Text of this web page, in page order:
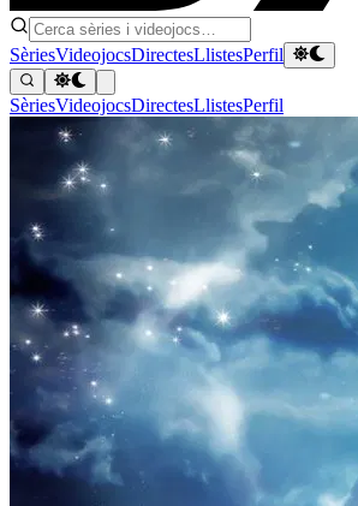
SèriesVideojocsDirectesLlistesPerfil
SèriesVideojocsDirectesLlistesPerfil